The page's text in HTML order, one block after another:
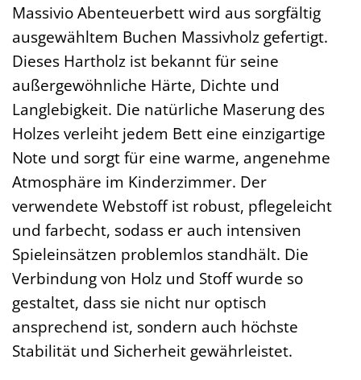
Massivio Abenteuerbett wird aus sorgfältig
ausgewähltem Buchen Massivholz gefertigt.
Dieses Hartholz ist bekannt für seine
außergewöhnliche Härte, Dichte und
Langlebigkeit. Die natürliche Maserung des
Holzes verleiht jedem Bett eine einzigartige
Note und sorgt für eine warme, angenehme
Atmosphäre im Kinderzimmer. Der
verwendete Webstoff ist robust, pflegeleicht
und farbecht, sodass er auch intensiven
Spieleinsätzen problemlos standhält. Die
Verbindung von Holz und Stoff wurde so
gestaltet, dass sie nicht nur optisch
ansprechend ist, sondern auch höchste
Stabilität und Sicherheit gewährleistet.